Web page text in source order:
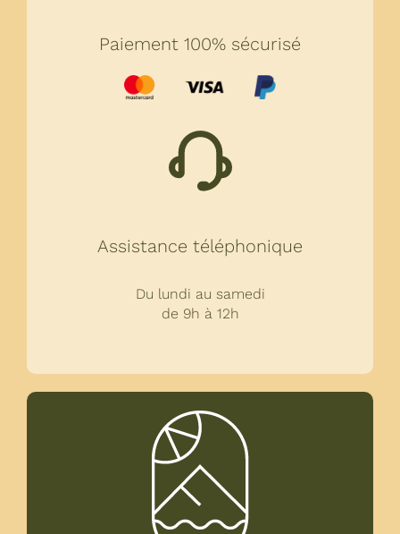
Paiement 100% sécurisé
Assistance téléphonique
Du lundi au samedi
de 9h à 12h